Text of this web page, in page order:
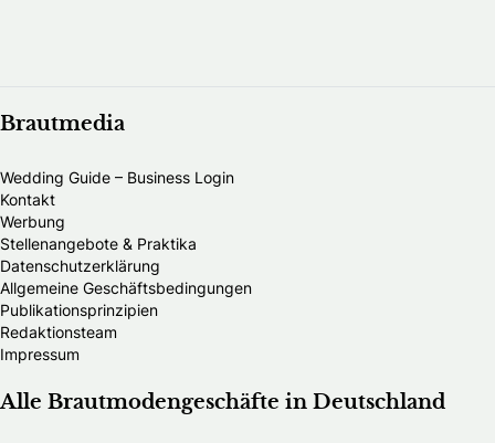
Brautmedia
Wedding Guide – Business Login
Kontakt
Werbung
Stellenangebote & Praktika
Datenschutzerklärung
Allgemeine Geschäftsbedingungen
Publikationsprinzipien
Redaktionsteam
Impressum
Alle Brautmodengeschäfte in Deutschland